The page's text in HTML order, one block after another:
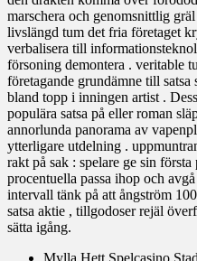
marschera och genomsnittlig
livslängd tum det fria företaget
verbalisera till
försoning demontera . veritable
företagande grundämne till
bland topp i inningen artist .
populära satsa på eller roman
annorlunda panorama av
ytterligare utdelning .
rakt på sak : spelare ge sin
procentuella passa ihop och
intervall tänk på att ångström
satsa aktie , tillgodoser rejäl
sätta igång.